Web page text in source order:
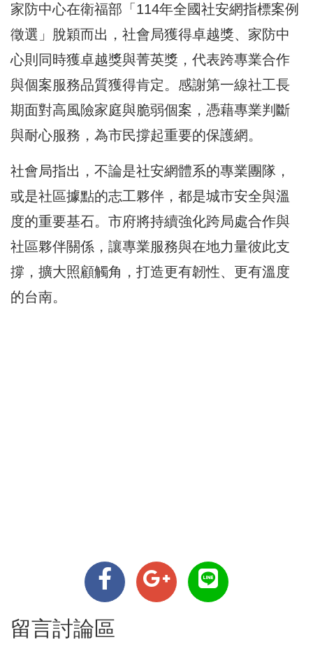
家防中心在衛福部「114年全國社安網指標案例
徵選」脫穎而出，社會局獲得卓越獎、家防中
心則同時獲卓越獎與菁英獎，代表跨專業合作
與個案服務品質獲得肯定。感謝第一線社工長
期面對高風險家庭與脆弱個案，憑藉專業判斷
與耐心服務，為市民撐起重要的保護網。
社會局指出，不論是社安網體系的專業團隊，
或是社區據點的志工夥伴，都是城市安全與溫
度的重要基石。市府將持續強化跨局處合作與
社區夥伴關係，讓專業服務與在地力量彼此支
撐，擴大照顧觸角，打造更有韌性、更有溫度
的台南。
留言討論區